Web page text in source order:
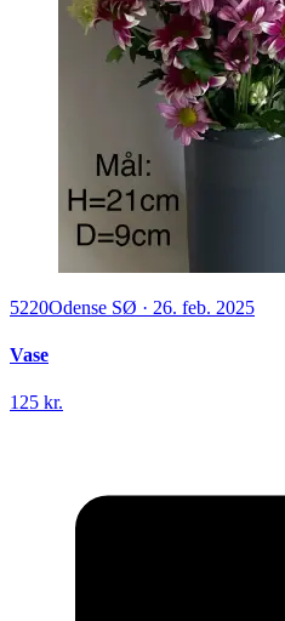
5220Odense SØ · 26. feb. 2025
Vase
125 kr.